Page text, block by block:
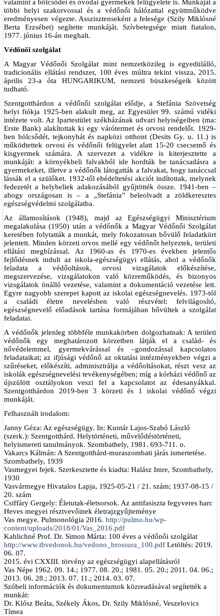
valamint a bölcsődei és óvodai gyermekek felügyelete is. Munkáját a
többi helyi szakorvossal és a védőnői hálózattal együttműködve
eredményesen végezte. Asszisztenseként a felesége (Szily Miklósné
Berta Erzsébet) segítette munkáját. Szívbetegsége miatt fiatalon,
1977. június 16-án meghalt.
Védőnői szolgálat
A Magyar Védőnői Szolgálat mint nemzetközileg is egyedülálló,
tradicionális ellátási rendszer, 100 éves múltra tekint vissza, 2015.
április 23-a óta HUNGARIKUM, nemzeti büszkeségeik között
tudható.
Szentgotthárdon a védőnői szolgálat elődje, a Stefánia Szövetség
helyi fiókja 1925-ben alakult meg, az Egyesület 99. számú vidéki
intézete volt. Az Ipartestület székházának udvari helyiségeiben (ma:
Erste Bank) alakítottak ki egy várótermet és orvosi rendelőt. 1929-
ben bölcsődét, tejkonyhát és napközi otthont (Desits Gy. u. 11.) is
működtettek orvosi és védőnői felügyelet alatt 15-20 csecsemő és
kisgyermek számára. A szervezet a vidékre is kiterjesztette a
munkáját: a környékbeli falvakból ide hordták be tanácsadásra a
gyermekeket, illetve a védőnők látogatták a falvakat, hogy tanáccsal
lássák el a szülőket. 1932-től ebédeltetési akciót indítottak, melynek
fedezetét a helybeliek adakozásából gyűjtötték össze. 1941-ben –
ahogy országosan is – a „Stefánia” beleolvadt a zöldkeresztes
egészségvédelmi szolgálatba.
Az államosítások (1948), majd az Egészségügyi Minisztérium
megalakulása (1950) után a védőnők a Magyar Védőnői Szolgálat
keretében folytatták a munkát, mely fokozatosan bővülő feladatkört
jelentett. Minden körzeti orvos mellé egy védőnőt helyeztek, területi
ellátási megbízással. Az 1960-as és 1970-es években jelentős
fejlődésnek indult az iskola-egészségügyi ellátás, ahol a védőnők
feladata a védőoltások, orvosi vizsgálatok előkészítése,
megszervezése, vizsgálatokon való közreműködés, és bizonyos
vizsgálatok önálló vezetése, valamint a dokumentáció vezetése lett.
Egyre nagyobb szerepet kapott az iskolai egészségnevelés. 1973-tól
a családi életre nevelésben való részvétel: felvilágosító,
egészségnevelő előadások tartása formájában bővültek a szolgálat
feladatai.
A védőnők jelenleg többféle munkakörben dolgozhatnak: A területi
védőnők egy meghatározott körzetben látják el a család- és
nővédelemmel, gyermekvárással és –gondozással kapcsolatos
feladataikat; az ifjúsági védőnő az oktatási intézményekben végzi a
szűréseket, előkészíti, adminisztrálja a védőoltásokat, részt vesz az
iskolák egészségnevelési tevékenységében; míg a kórházi védőnő az
újszülött osztályokon veszi fel a kapcsolatot az édesanyákkal.
Szentgotthárdon 2019-ben 3 körzeti és 1 iskolai védőnő végzi
munkáját.
Felhasznált irodalom:
Janny Géza: Az egészségügy. In: Kuntár Lajos-Szabó László
(szerk.): Szentgotthárd. Helytörténeti, művelődéstörténeti,
helyismereti tanulmányok. Szombathely, 1981. 693-711. o.
Vakarcs Kálmán: A Szentgotthárd-muraszombati járás ismertetése.
Szombathely, 1939
Vasmegyei fejek. Szerkesztette és kiadta: Halász Imre, Szombathely,
1930
Vasvármegye Hivatalos Lapja, 1925-05-21 / 21. szám; 1937-08-15 /
20. szám
Csiffáry Gergely: Életutak-életsorsok. Az antifasiszta fegyveres harc
Heves megyei résztvevőinek életrajzgyűjteménye
Vas megye. Pulmonológia 2016. http://pulmo.hu/wp-
content/uploads/2018/01/Vas_2016.pdf
Kahlichné Prof. Dr. Simon Márta: 100 éves a védőnői szolgálat
http://www.tbvedonok.hu/vedono_brossura_100.pdf Letöltés: 2019.
06. 07.
2015. évi CXXIII. törvény az egészségügyi alapellátásról
Vas Népe 1962. 09. 14.; 1977. 08. 20.; 1981. 05. 20.; 2011. 04. 06.;
2013. 06. 28.; 2013. 07. 11.; 2014. 03. 07.
Szóbeli információk és dokumentumok közreadásával segítették a
munkát:
Dr. Klósz Beáta, Székely Ákos, Dr. Szily Miklósné, Veszelovics
Tímea